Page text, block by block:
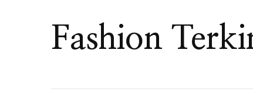
Fashion